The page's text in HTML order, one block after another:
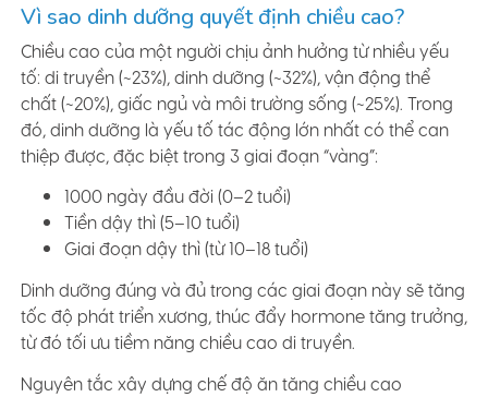
Vì sao dinh dưỡng quyết định chiều cao?
Chiều cao của một người chịu ảnh hưởng từ nhiều yếu
tố: di truyền (~23%), dinh dưỡng (~32%), vận động thể
chất (~20%), giấc ngủ và môi trường sống (~25%). Trong
đó, dinh dưỡng là yếu tố tác động lớn nhất có thể can
thiệp được, đặc biệt trong 3 giai đoạn “vàng”:
1000 ngày đầu đời (0–2 tuổi)
Tiền dậy thì (5–10 tuổi)
Giai đoạn dậy thì (từ 10–18 tuổi)
Dinh dưỡng đúng và đủ trong các giai đoạn này sẽ tăng
tốc độ phát triển xương, thúc đẩy hormone tăng trưởng,
từ đó tối ưu tiềm năng chiều cao di truyền.
Nguyên tắc xây dựng chế độ ăn tăng chiều cao